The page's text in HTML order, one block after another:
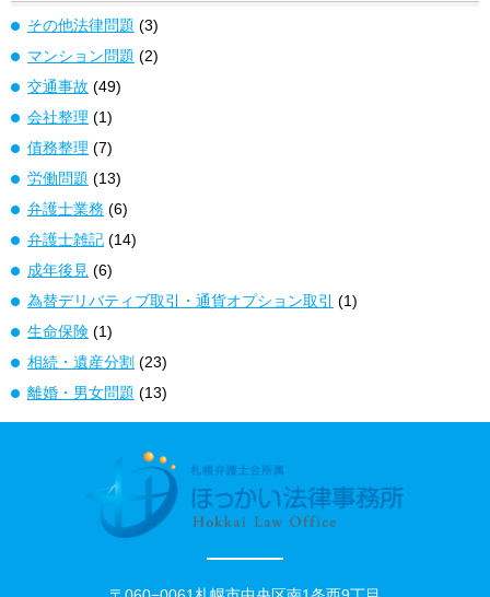
その他法律問題 (3)
マンション問題 (2)
交通事故 (49)
会社整理 (1)
債務整理 (7)
労働問題 (13)
弁護士業務 (6)
弁護士雑記 (14)
成年後見 (6)
為替デリバティブ取引・通貨オプション取引
(1)
生命保険 (1)
相続・遺産分割 (23)
離婚・男女問題 (13)